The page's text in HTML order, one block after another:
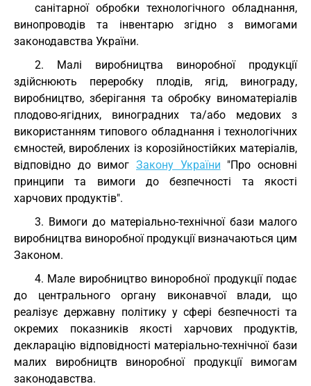
санітарної обробки технологічного обладнання,
винопроводів та інвентарю згідно з вимогами
законодавства України.
2. Малі виробництва виноробної продукції
здійснюють переробку плодів, ягід, винограду,
виробництво, зберігання та обробку виноматеріалів
плодово-ягідних, виноградних та/або медових з
використанням типового обладнання і технологічних
ємностей, вироблених із корозійностійких матеріалів,
відповідно до вимог Закону України "Про основні
принципи та вимоги до безпечності та якості
харчових продуктів".
3. Вимоги до матеріально-технічної бази малого
виробництва виноробної продукції визначаються цим
Законом.
4. Мале виробництво виноробної продукції подає
до центрального органу виконавчої влади, що
реалізує державну політику у сфері безпечності та
окремих показників якості харчових продуктів,
декларацію відповідності матеріально-технічної бази
малих виробництв виноробної продукції вимогам
законодавства.